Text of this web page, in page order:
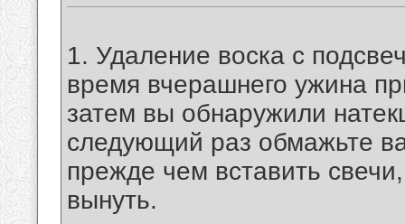
1. Удаление воска с
время вчерашнего ужина
затем вы обнаружили
следующий раз обмажьте
прежде чем вставить
вынуть.